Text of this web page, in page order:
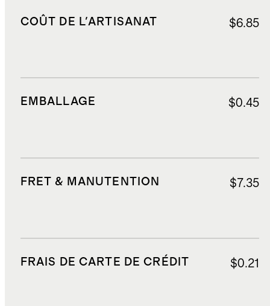
COÛT DE L'ARTISANAT $6.85
EMBALLAGE $0.45
FRET & MANUTENTION $7.35
FRAIS DE CARTE DE CRÉDIT $0.21